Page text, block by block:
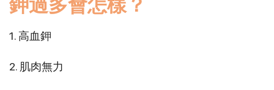
鉀過多會怎樣？
1. 高血鉀
2. 肌肉無力